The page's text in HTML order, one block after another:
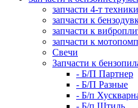
запчасти 4-т техники
запчасти к
запчасти к
запчасти к
Свечи
Запчасти к
- Б/П Партнер
- Б/П Разные
- Б/п
- Б/п Штиль